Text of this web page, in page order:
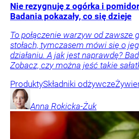
Nie rezygnuję z ogórka i
Badania pokazały, co się dzieje
To połączenie warzyw od zawsze
stołach, tymczasem mówi się o
działaniu. A jak jest naprawdę?
Zobacz, czy można jeść takie
ProduktySkładniki odżywcze
Anna Rokicka-Żuk